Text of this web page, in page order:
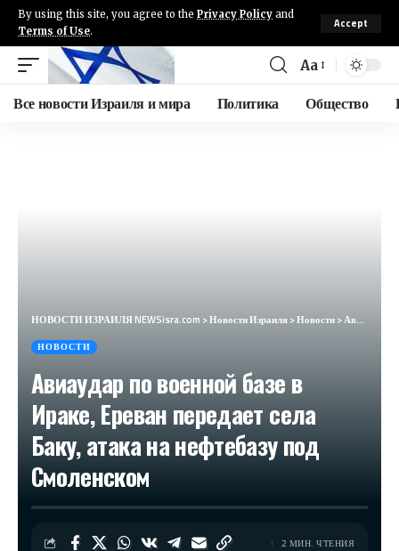
By using this site, you agree to the Privacy Policy and
Terms of Use.
Accept
Aa
Все новости Израиля и мира Политика Общество
НОВОСТИ ИЗРАИЛЯ NEWSisra.com >Новости Израиля>Новости>Авиаудар по военной базе в Ираке, Ереван передает села Баку, атака на нефтебазу под Смоленском
НОВОСТИ
Авиаудар по военной базе в
Ираке, Ереван передает села
Баку, атака на нефтебазу под
Смоленском
2 МИН. ЧТЕНИЯ